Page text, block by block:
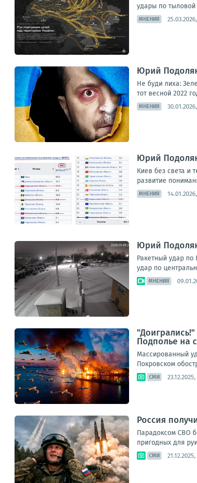
удары по тыловой
МНЕНИЯ
Юрий
Не буди лиха:
тот весной 2022
МНЕНИЯ
Юрий
Киев без света и
развитие
МНЕНИЯ
Юрий
Ракетный удар
удар по
МНЕНИЯ
Подполье на
Массированный
Покровском
СМИ
Россия
Парадоксом СВО
пригодных для
СМИ